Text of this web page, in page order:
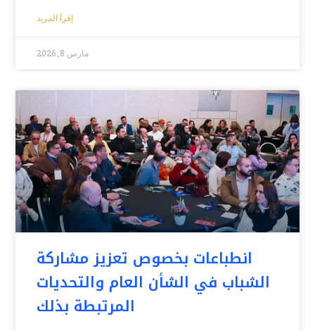
إقرأ المزيد
مارس 8, 2026
انطباعات بخصوص تعزيز مشاركة
الشباب في الشأن العام والتحديات
المرتبطة بذلك